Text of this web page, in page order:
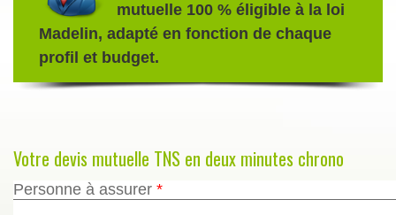
mutuelle 100 % éligible à la loi
Madelin, adapté en fonction de chaque
profil et budget.
Votre devis mutuelle TNS en deux minutes chrono